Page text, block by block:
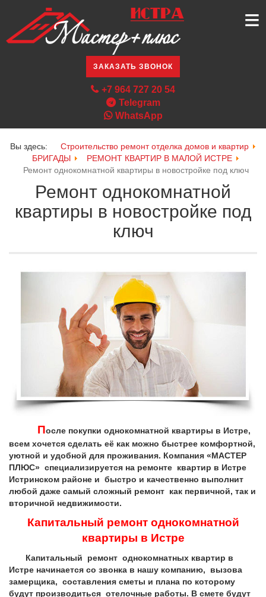
≡
ЗАКАЗАТЬ ЗВОНОК
+7 964 727 20 54
Telegram
WhatsApp
Вы здесь:
Строительство ремонт отделка домов и квартир
БРИГАДЫ
РЕМОНТ КВАРТИР В МАЛОЙ ИСТРЕ
Ремонт однокомнатной квартиры в новостройке под ключ
Ремонт однокомнатной
квартиры в новостройке под
ключ
После покупки однокомнатной квартиры в Истре,
всем хочется сделать её как можно быстрее комфортной,
уютной и удобной для проживания. Компания «МАСТЕР
ПЛЮС» специализируется на ремонте квартир в Истре
Истринском районе и быстро и качественно выполнит
любой даже самый сложный ремонт как первичной, так и
вторичной недвижимости.
Капитальный ремонт однокомнатной
квартиры в Истре
Капитальный ремонт однокомнатных квартир в
Истре начинается со звонка в нашу компанию, вызова
замерщика, составления сметы и плана по которому
будут производиться отелочные работы. В смете будут